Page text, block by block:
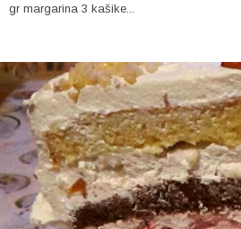
gr margarina 3 kašike...